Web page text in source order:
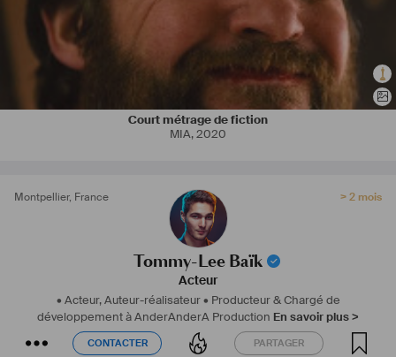
Court métrage de fiction
MIA,2020
Montpellier, France > 2 mois
Tommy-Lee Baïk
Acteur
• Acteur, Auteur-réalisateur • Producteur & Chargé de
développement à AnderAnderA Production En savoir plus >
CONTACTER PARTAGER
CONTACTER PARTAGER